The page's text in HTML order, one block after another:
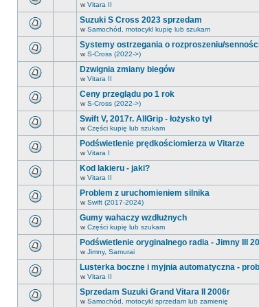
nieprzeczytanych
postów.
ma
nieprzeczytanych
postów.
ma
nieprzeczytanych
postów.
w Vitara II
ma
nieprzeczytanych
postów.
Suzuki S Cross 2023 sprzedam
w Samochód, motocykl kupię lub szukam
ma
nieprzeczytanych
postów.
Systemy ostrzegania o rozproszeniu/
w S-Cross (2022->)
ma
nieprzeczytanych
postów.
Dzwignia zmiany biegów
w Vitara II
ma
nieprzeczytanych
postów.
Ceny przeglądu po 1 rok
w S-Cross (2022->)
ma
nieprzeczytanych
postów.
Swift V, 2017r. AllGrip - łożysko tył
w Części kupię lub szukam
ma
nieprzeczytanych
postów.
Podświetlenie prędkościomierza w Vitarze
w Vitara I
ma
nieprzeczytanych
postów.
Kod lakieru - jaki?
w Vitara II
ma
nieprzeczytanych
postów.
Problem z uruchomieniem silnika
w Swift (2017-2024)
ma
nieprzeczytanych
postów.
Gumy wahaczy wzdłużnych
w Części kupię lub szukam
ma
nieprzeczytanych
Podświetlenie oryginalnego radia - Jimny III
w Jimny, Samurai
Lusterka boczne i myjnia automatyczna -
w Vitara II
Sprzedam Suzuki Grand Vitara II 2006r
w Samochód, motocykl sprzedam lub zamienię